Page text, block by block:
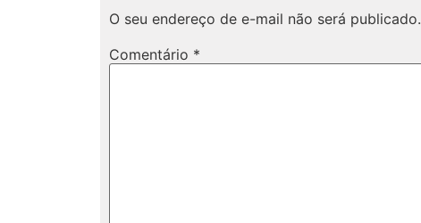
O seu endereço de e-mail não será publicado.
Comentário *